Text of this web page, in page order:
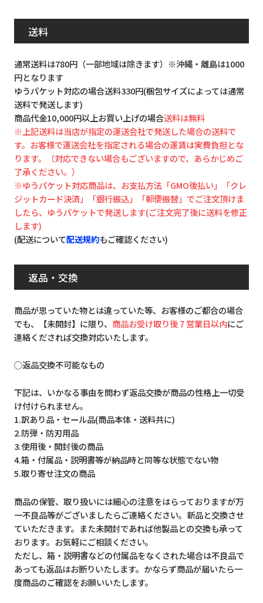
送料
通常送料は780円（一部地域は除きます）※沖縄・離島は1000
円となります
ゆうパケット対応の場合送料330円(梱包サイズによっては通常
送料で発送します)
商品代金10,000円以上お買い上げの場合送料は無料
※上記送料は当店が指定の運送会社で発送した場合の送料で
す。お客様で運送会社を指定される場合の運賃は実費負担とな
ります。（対応できない場合もございますので、あらかじめご
了承ください。）
※ゆうパケット対応商品は、お支払方法「GMO後払い」「クレ
ジットカード決済」「銀行振込」「郵便振替」でご注文頂けま
したら、ゆうパケットで発送します(ご注文完了後に送料を修正
します)
(配送について配送規約もご確認ください)
返品・交換
商品が思っていた物とは違っていた等、お客様のご都合の場合
でも、【未開封】に限り、 商品お受け取り後７営業日以内にご
連絡くだされば交換対応いたします。
◯返品交換不可能なもの
下記は、いかなる事由を問わず返品交換が商品の性格上一切受
け付けられません。
1.訳あり品・セール品(商品本体・送料共に)
2.防弾・防刃用品
3.使用後・開封後の商品
4.箱・付属品・説明書等が納品時と同等な状態でない物
5.取り寄せ注文の商品
商品の保管、取り扱いには細心の注意をはらっておりますが万
一不良品等がございましたらご連絡ください。新品と交換させ
ていただきます。また未開封であれば他製品との交換も承って
おります。お気軽にご相談ください。
ただし、箱・説明書などの付属品をなくされた場合は不良品で
あっても返品はお断りいたします。かならず商品が届いたら一
度商品のご確認をお願いいたします。